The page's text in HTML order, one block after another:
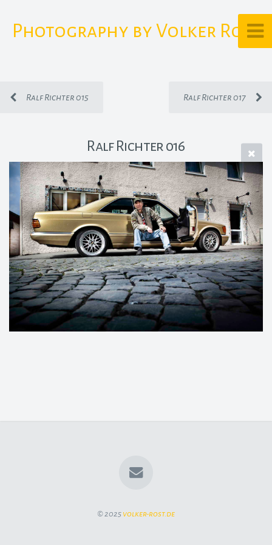
Photography by Volker Rost
Ralf Richter 015 Ralf Richter 017
Ralf Richter 016
© 2025 volker-rost.de